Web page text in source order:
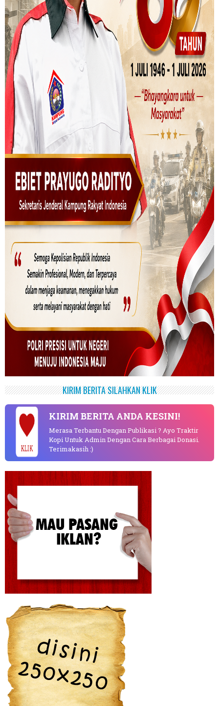
KIRIM BERITA SILAHKAN KLIK
KLIK
KIRIM BERITA ANDA KESINI!
Merasa Terbantu Dengan Publikasi ? Ayo Traktir
Kopi Untuk Admin Dengan Cara Berbagai Donasi.
Terimakasih :)